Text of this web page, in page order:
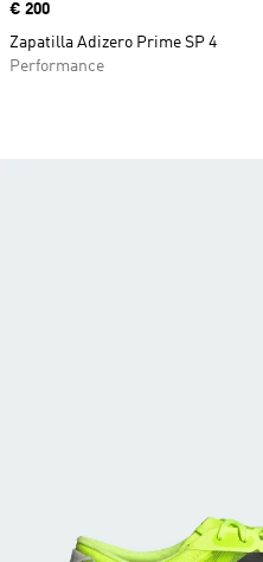
Precio
€ 200
Zapatilla Adizero Prime SP 4
Performance